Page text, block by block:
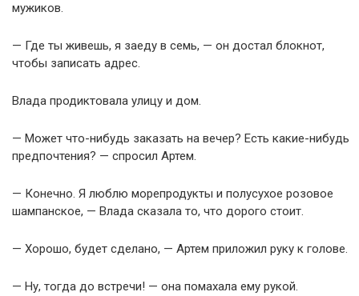
мужиков.
— Где ты живешь, я заеду в семь, — он достал блокнот,
чтобы записать адрес.
Влада продиктовала улицу и дом.
— Может что-нибудь заказать на вечер? Есть какие-нибудь
предпочтения? — спросил Артем.
— Конечно. Я люблю морепродукты и полусухое розовое
шампанское, — Влада сказала то, что дорого стоит.
— Хорошо, будет сделано, — Артем приложил руку к голове.
— Ну, тогда до встречи! — она помахала ему рукой.